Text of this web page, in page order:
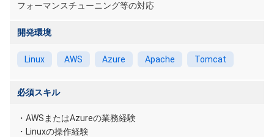
フォーマンスチューニング等の対応
開発環境
Linux AWS Azure Apache Tomcat
必須スキル
・AWSまたはAzureの業務経験
・Linuxの操作経験